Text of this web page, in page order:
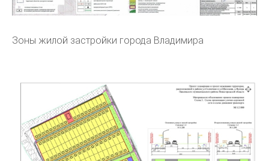
Зоны жилой застройки города Владимира